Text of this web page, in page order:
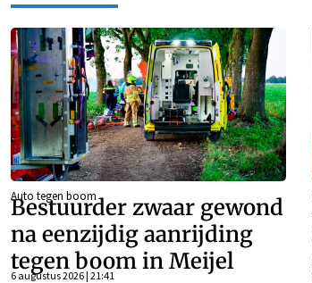
Auto tegen boom
Bestuurder zwaar gewond
na eenzijdig aanrijding
tegen boom in Meijel
6 augustus 2026 | 21:41